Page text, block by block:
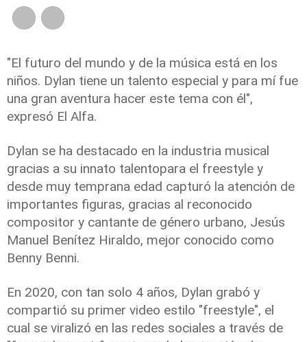
"El futuro del mundo y de la música está en los
niños. Dylan tiene un talento especial y para mí fue
una gran aventura hacer este tema con él",
expresó El Alfa.
Dylan se ha destacado en la industria musical
gracias a su innato talentopara el freestyle y
desde muy temprana edad capturó la atención de
importantes figuras, gracias al reconocido
compositor y cantante de género urbano, Jesús
Manuel Benítez Hiraldo, mejor conocido como
Benny Benni.
En 2020, con tan solo 4 años, Dylan grabó y
compartió su primer video estilo "freestyle", el
cual se viralizó en las redes sociales a través de